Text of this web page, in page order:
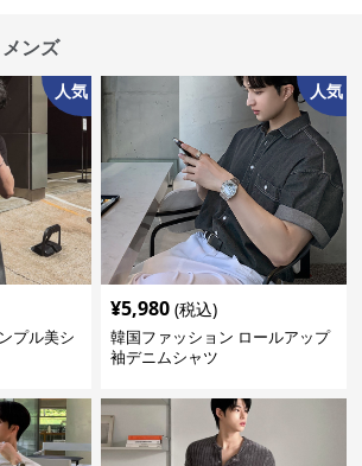
ンズ
人気
プル美シ
人気
¥5,980 (税込)
韓国ファッション ロールアップ
袖デニムシャツ